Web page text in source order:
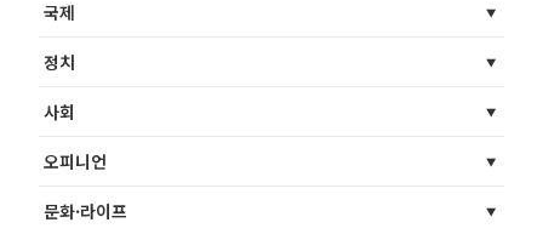
국제
정치
사회
오피니언
문화·라이프